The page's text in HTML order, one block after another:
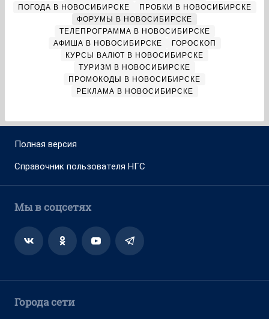
ПОГОДА В НОВОСИБИРСКЕ
ПРОБКИ В НОВОСИБИРСКЕ
ФОРУМЫ В НОВОСИБИРСКЕ
ТЕЛЕПРОГРАММА В НОВОСИБИРСКЕ
АФИША В НОВОСИБИРСКЕ
ГОРОСКОП
КУРСЫ ВАЛЮТ В НОВОСИБИРСКЕ
ТУРИЗМ В НОВОСИБИРСКЕ
ПРОМОКОДЫ В НОВОСИБИРСКЕ
РЕКЛАМА В НОВОСИБИРСКЕ
Полная версия
Справочник пользователя НГС
Мы в соцсетях
Города сети